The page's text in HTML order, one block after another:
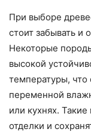
При выборе
стоит забывать и
Некоторые
высокой
температуры,
переменной
или кухнях.
отделки и